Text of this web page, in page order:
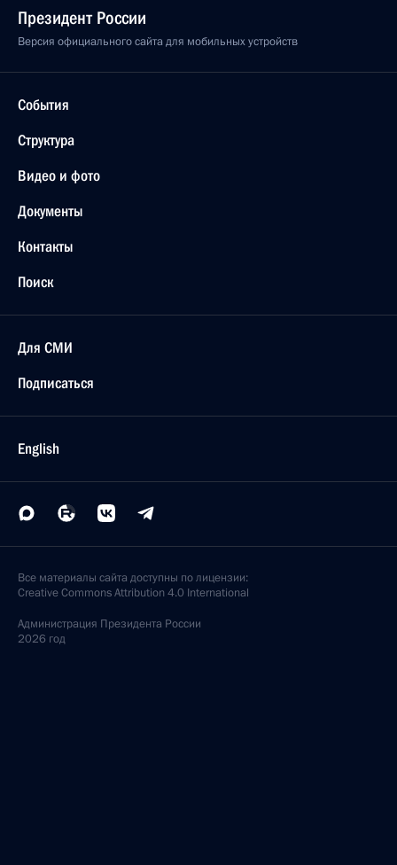
Президент России
Версия официального сайта для мобильных устройств
События
Структура
Видео и фото
Документы
Контакты
Поиск
Для СМИ
Подписаться
English
Все материалы сайта доступны по лицензии:
Creative Commons Attribution 4.0 International
Администрация Президента России
2026 год